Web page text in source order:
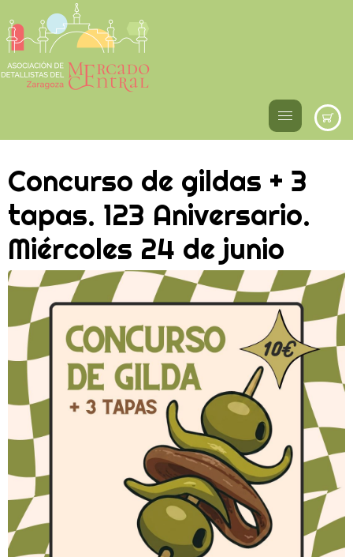
Concurso de gildas + 3
tapas. 123 Aniversario.
Miércoles 24 de junio